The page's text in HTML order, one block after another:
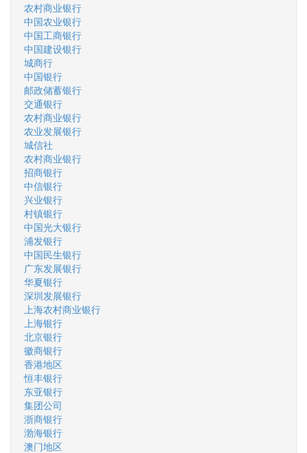
农村商业银行
中国农业银行
中国工商银行
中国建设银行
城商行
中国银行
邮政储蓄银行
交通银行
农村商业银行
农业发展银行
城信社
农村商业银行
招商银行
中信银行
兴业银行
村镇银行
中国光大银行
浦发银行
中国民生银行
广东发展银行
华夏银行
深圳发展银行
上海农村商业银行
上海银行
北京银行
徽商银行
香港地区
恒丰银行
东亚银行
集团公司
浙商银行
渤海银行
澳门地区